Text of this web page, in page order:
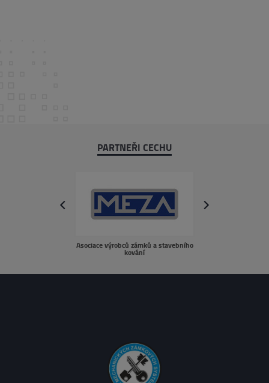
PARTNEŘI CECHU
Asociace výrobců zámků a stavebního
kování
prev next